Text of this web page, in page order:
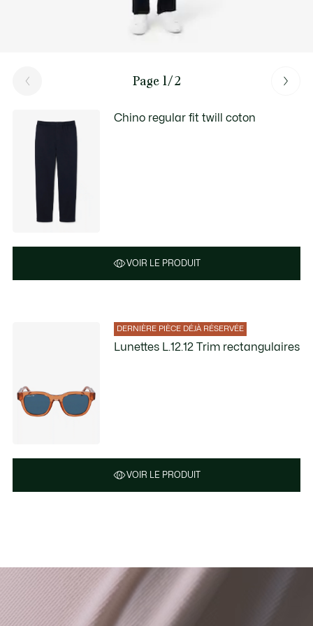
Page 1/2
Chino regular fit twill coton
VOIR LE PRODUIT
DERNIÈRE PIÈCE DÉJÀ RÉSERVÉE
Lunettes L.12.12 Trim rectangulaires
VOIR LE PRODUIT